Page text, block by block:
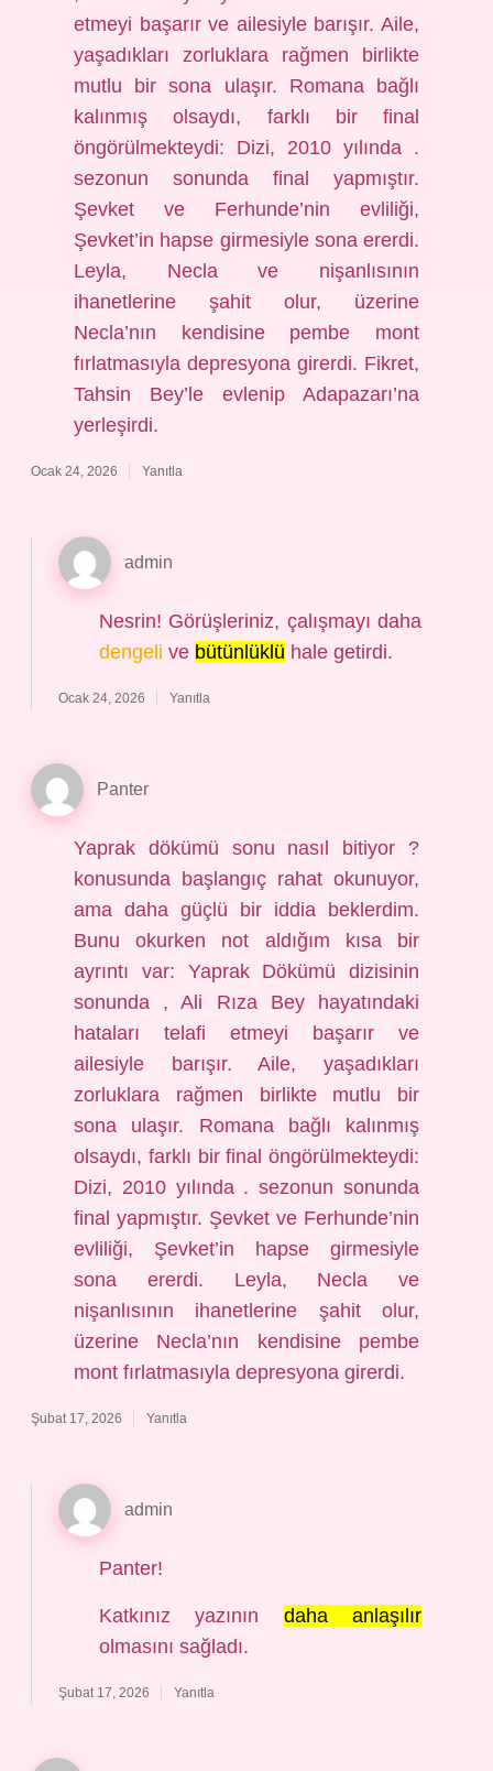
etmeyi başarır ve ailesiyle barışır. Aile,
yaşadıkları zorluklara rağmen birlikte
mutlu bir sona ulaşır. Romana bağlı
kalınmış olsaydı, farklı bir final
öngörülmekteydi: Dizi, 2010 yılında .
sezonun sonunda final yapmıştır.
Şevket ve Ferhunde’nin evliliği,
Şevket’in hapse girmesiyle sona ererdi.
Leyla, Necla ve nişanlısının
ihanetlerine şahit olur, üzerine
Necla’nın kendisine pembe mont
fırlatmasıyla depresyona girerdi. Fikret,
Tahsin Bey’le evlenip Adapazarı’na
yerleşirdi.
Ocak 24, 2026 Yanıtla
admin
Nesrin! Görüşleriniz, çalışmayı daha
dengeli ve bütünlüklü hale getirdi.
Ocak 24, 2026 Yanıtla
Panter
Yaprak dökümü sonu nasıl bitiyor ?
konusunda başlangıç rahat okunuyor,
ama daha güçlü bir iddia beklerdim.
Bunu okurken not aldığım kısa bir
ayrıntı var: Yaprak Dökümü dizisinin
sonunda , Ali Rıza Bey hayatındaki
hataları telafi etmeyi başarır ve
ailesiyle barışır. Aile, yaşadıkları
zorluklara rağmen birlikte mutlu bir
sona ulaşır. Romana bağlı kalınmış
olsaydı, farklı bir final öngörülmekteydi:
Dizi, 2010 yılında . sezonun sonunda
final yapmıştır. Şevket ve Ferhunde’nin
evliliği, Şevket’in hapse girmesiyle
sona ererdi. Leyla, Necla ve
nişanlısının ihanetlerine şahit olur,
üzerine Necla’nın kendisine pembe
mont fırlatmasıyla depresyona girerdi.
Şubat 17, 2026 Yanıtla
admin
Panter!
Katkınız yazının daha anlaşılır
olmasını sağladı.
Şubat 17, 2026 Yanıtla